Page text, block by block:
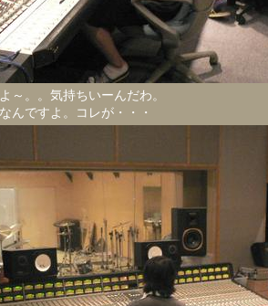
～。。気持ちいーんだわ。
んですよ。コレが・・・